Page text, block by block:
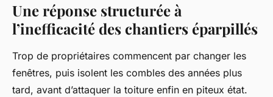
Une réponse structurée à
l’inefficacité des chantiers éparpillés
Trop de propriétaires commencent par changer les
fenêtres, puis isolent les combles des années plus
tard, avant d’attaquer la toiture enfin en piteux état.